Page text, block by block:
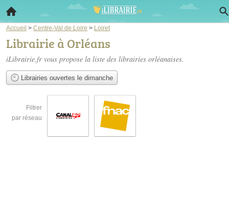
Accueil > Centre-Val de Loire > Loiret
Librairie à Orléans
iLibrairie.fr vous propose la liste des librairies orléanaises.
Librairies ouvertes le dimanche
Filtrer
par réseau